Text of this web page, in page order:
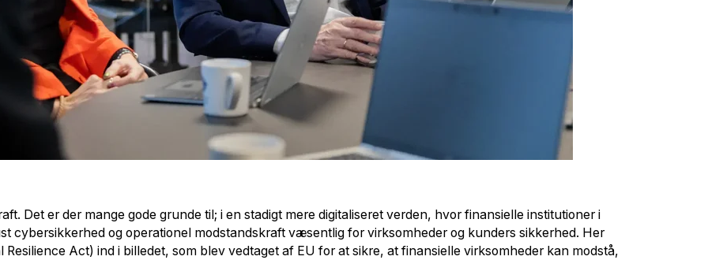
Det er der mange gode grunde til; i en stadigt mere digitaliseret verden, hvor finansielle institutioner i
cybersikkerhed og operationel modstandskraft væsentlig for virksomheder og kunders sikkerhed. Her
Act) ind i billedet, som blev vedtaget af EU for at sikre, at finansielle virksomheder kan modstå,